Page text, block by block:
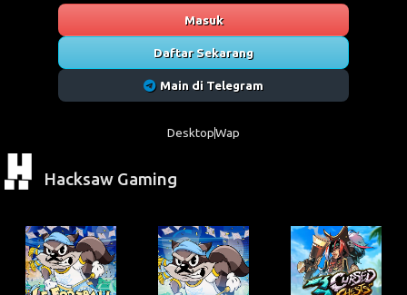
Masuk
Daftar Sekarang
Main di Telegram
DesktopWap
Hacksaw Gaming